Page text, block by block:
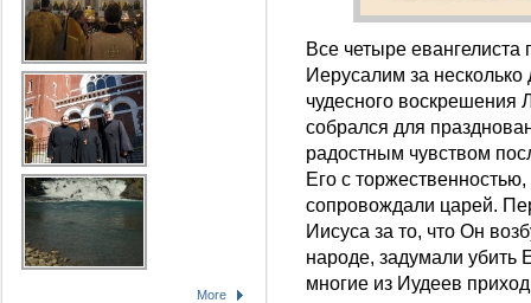
Все четыре
Иерусалим за несколько
чудесного воскрешения
собрался для
радостным чувством
Его с
сопровождали царей.
Иисуса за то, что Он
народе, задумали убить
многие из Иудеев
More